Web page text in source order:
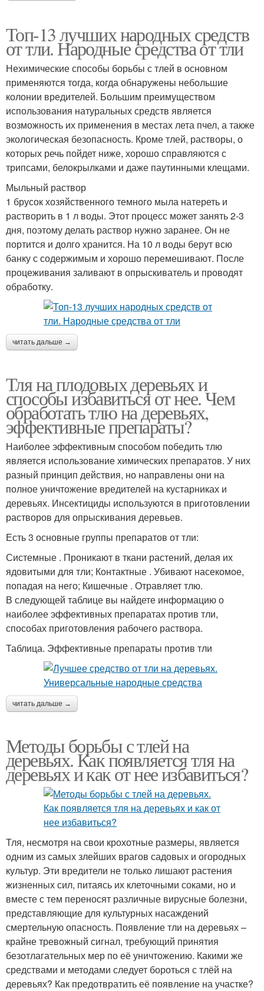
Топ-13 лучших народных средств
от тли. Народные средства от тли
Нехимические способы борьбы с тлей в основном
применяются тогда, когда обнаружены небольшие
колонии вредителей. Большим преимуществом
использования натуральных средств является
возможность их применения в местах лета пчел, а также
экологическая безопасность. Кроме тлей, растворы, о
которых речь пойдет ниже, хорошо справляются с
трипсами, белокрылками и даже паутинными клещами.
Мыльный раствор
1 брусок хозяйственного темного мыла натереть и
растворить в 1 л воды. Этот процесс может занять 2-3
дня, поэтому делать раствор нужно заранее. Он не
портится и долго хранится. На 10 л воды берут всю
банку с содержимым и хорошо перемешивают. После
процеживания заливают в опрыскиватель и проводят
обработку.
читать дальше →
Тля на плодовых деревьях и
способы избавиться от нее. Чем
обработать тлю на деревьях,
эффективные препараты?
Наиболее эффективным способом победить тлю
является использование химических препаратов. У них
разный принцип действия, но направлены они на
полное уничтожение вредителей на кустарниках и
деревьях. Инсектициды используются в приготовлении
растворов для опрыскивания деревьев.
Есть 3 основные группы препаратов от тли:
Системные . Проникают в ткани растений, делая их
ядовитыми для тли; Контактные . Убивают насекомое,
попадая на него; Кишечные . Отравляет тлю.
В следующей таблице вы найдете информацию о
наиболее эффективных препаратах против тли,
способах приготовления рабочего раствора.
Таблица. Эффективные препараты против тли
читать дальше →
Методы борьбы с тлей на
деревьях. Как появляется тля на
деревьях и как от нее избавиться?
Тля, несмотря на свои крохотные размеры, является
одним из самых злейших врагов садовых и огородных
культур. Эти вредители не только лишают растения
жизненных сил, питаясь их клеточными соками, но и
вместе с тем переносят различные вирусные болезни,
представляющие для культурных насаждений
смертельную опасность. Появление тли на деревьях –
крайне тревожный сигнал, требующий принятия
безотлагательных мер по её уничтожению. Какими же
средствами и методами следует бороться с тлёй на
деревьях? Как предотвратить её появление на участке?